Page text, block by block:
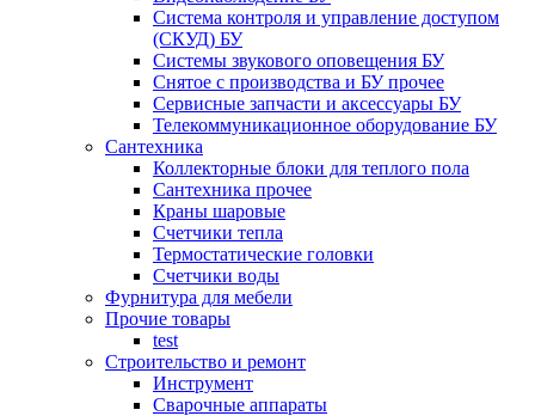
Система контроля и управление доступом
(СКУД) БУ
Системы звукового оповещения БУ
Снятое с производства и БУ прочее
Сервисные запчасти и аксессуары БУ
Телекоммуникационное оборудование БУ
Сантехника
Коллекторные блоки для теплого пола
Сантехника прочее
Краны шаровые
Счетчики тепла
Термоcтатические головки
Счетчики воды
Фурнитура для мебели
Прочие товары
test
Строительство и ремонт
Инструмент
Сварочные аппараты